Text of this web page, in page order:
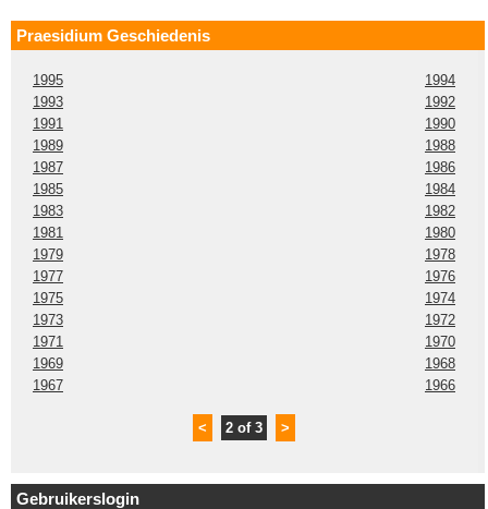
Praesidium Geschiedenis
1995
1994
1993
1992
1991
1990
1989
1988
1987
1986
1985
1984
1983
1982
1981
1980
1979
1978
1977
1976
1975
1974
1973
1972
1971
1970
1969
1968
1967
1966
< 2 of 3 >
Gebruikerslogin